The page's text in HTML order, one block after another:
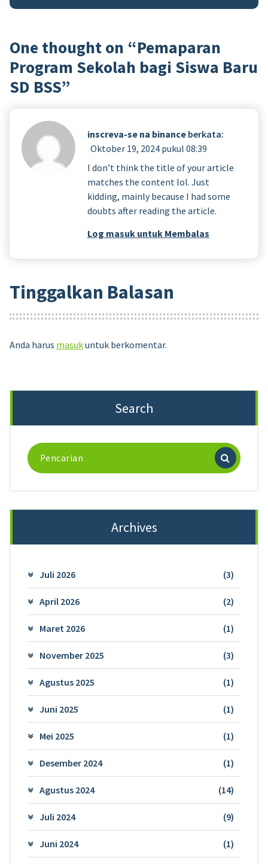
One thought on “Pemaparan
Program Sekolah bagi Siswa Baru
SD BSS”
inscreva-se na binance berkata:
Oktober 19, 2024 pukul 08:39
I don’t think the title of your article
matches the content lol. Just
kidding, mainly because I had some
doubts after reading the article.
Log masuk untuk Membalas
Tinggalkan Balasan
Anda harus masukuntuk berkomentar.
Search
Pencarian
untuk:
Archives
Juli 2026 (3)
April 2026 (2)
Maret 2026 (1)
November 2025 (3)
Agustus 2025 (1)
Juni 2025 (1)
Mei 2025 (1)
Desember 2024 (1)
Agustus 2024 (14)
Juli 2024 (9)
Juni 2024 (1)